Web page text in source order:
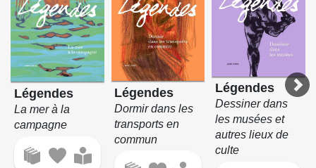
Légendes
La mer à la
campagne
Légendes
Dormir dans les
transports en
commun
Légendes
Dessiner dans
les musées et
autres lieux de
culte